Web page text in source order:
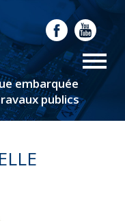
embarquée
publics